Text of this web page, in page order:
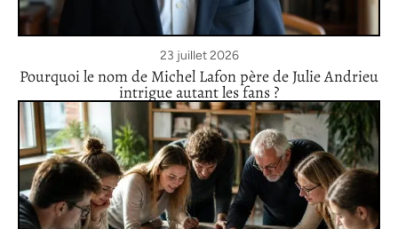
23 juillet 2026
Pourquoi le nom de Michel Lafon père de Julie Andrieu
intrigue autant les fans ?